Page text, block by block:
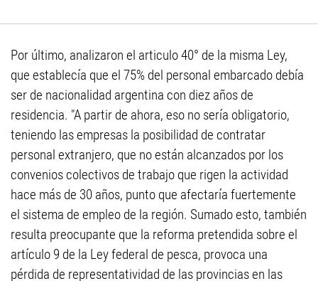
Por último, analizaron el articulo 40° de la misma Ley,
que establecía que el 75% del personal embarcado debía
ser de nacionalidad argentina con diez años de
residencia. "A partir de ahora, eso no sería obligatorio,
teniendo las empresas la posibilidad de contratar
personal extranjero, que no están alcanzados por los
convenios colectivos de trabajo que rigen la actividad
hace más de 30 años, punto que afectaría fuertemente
el sistema de empleo de la región. Sumado esto, también
resulta preocupante que la reforma pretendida sobre el
artículo 9 de la Ley federal de pesca, provoca una
pérdida de representatividad de las provincias en las